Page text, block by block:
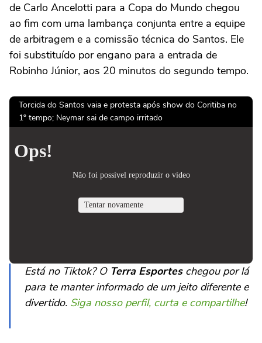
de Carlo Ancelotti para a Copa do Mundo chegou
ao fim com uma lambança conjunta entre a equipe
de arbitragem e a comissão técnica do Santos. Ele
foi substituído por engano para a entrada de
Robinho Júnior, aos 20 minutos do segundo tempo.
Torcida do Santos vaia e protesta após show do Coritiba no
1º tempo; Neymar sai de campo irritado
Está no Tiktok? O Terra Esporteschegou por lá
para te manter informado de um jeito diferente e
divertido. Siga nosso perfil, curta e compartilhe!